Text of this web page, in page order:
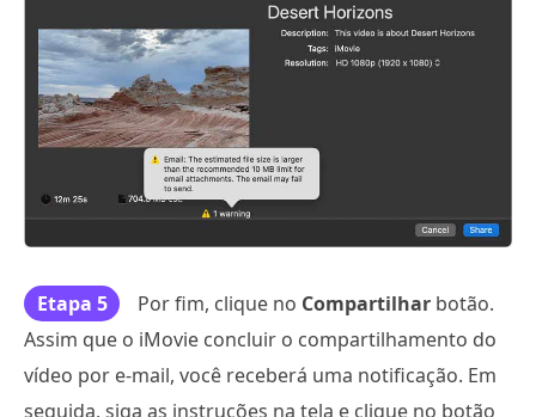
Etapa 5 Por fim, clique no Compartilhar botão.
Assim que o iMovie concluir o compartilhamento do
vídeo por e-mail, você receberá uma notificação. Em
seguida, siga as instruções na tela e clique no botão